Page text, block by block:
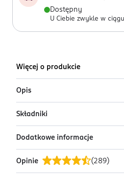
Dostępny
U Ciebie zwykle w ciągu
Więcej o produkcie
Opis
Dbaj o swój uśmiech i
problemom jamy ustnej. Pasta
Active Prevention Whitening o
nową formułą, została
chronić i zwalczać główne
Składniki
Glycerin, Aqua, Hydrated Silica,
Pyrophosphate, Sodium Lauryl
Tetrasodium Pyrophosphate,
Dodatkowe informacje
PRZYGOTOWANIE I
Opinie (289)